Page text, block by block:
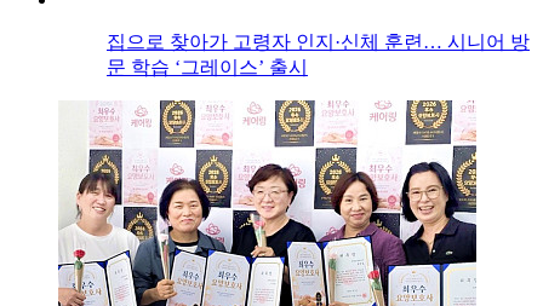
집으로 찾아가 고령자 인지·신체 훈련… 시니어 방
문 학습 ‘그레이스’ 출시